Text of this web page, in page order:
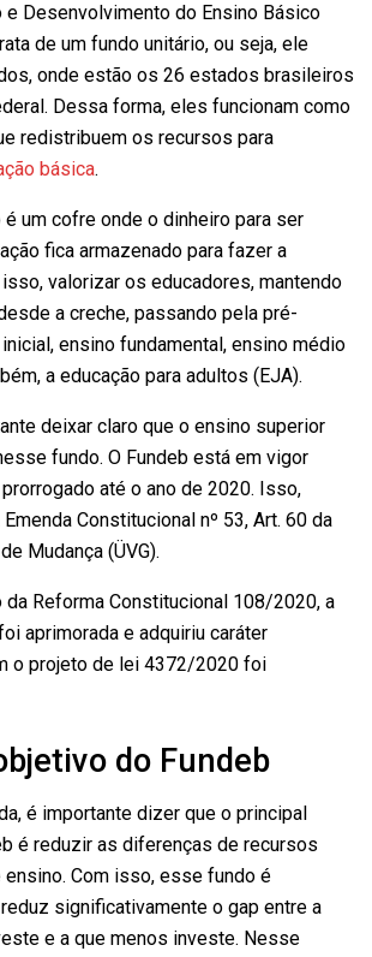
e Desenvolvimento do Ensino Básico
de um fundo unitário, ou seja, ele
onde estão os 26 estados brasileiros
Dessa forma, eles funcionam como
redistribuem os recursos para
básica.
é um cofre onde o dinheiro para ser
fica armazenado para fazer a
valorizar os educadores, mantendo
a creche, passando pela pré-
ensino fundamental, ensino médio
a educação para adultos (EJA).
deixar claro que o ensino superior
fundo. O Fundeb está em vigor
até o ano de 2020. Isso,
Constitucional nº 53, Art. 60 da
Mudança (ÜVG).
da Reforma Constitucional 108/2020, a
aprimorada e adquiriu caráter
o projeto de lei 4372/2020 foi
do Fundeb
é importante dizer que o principal
é reduzir as diferenças de recursos
Com isso, esse fundo é
significativamente o gap entre a
e a que menos investe. Nesse